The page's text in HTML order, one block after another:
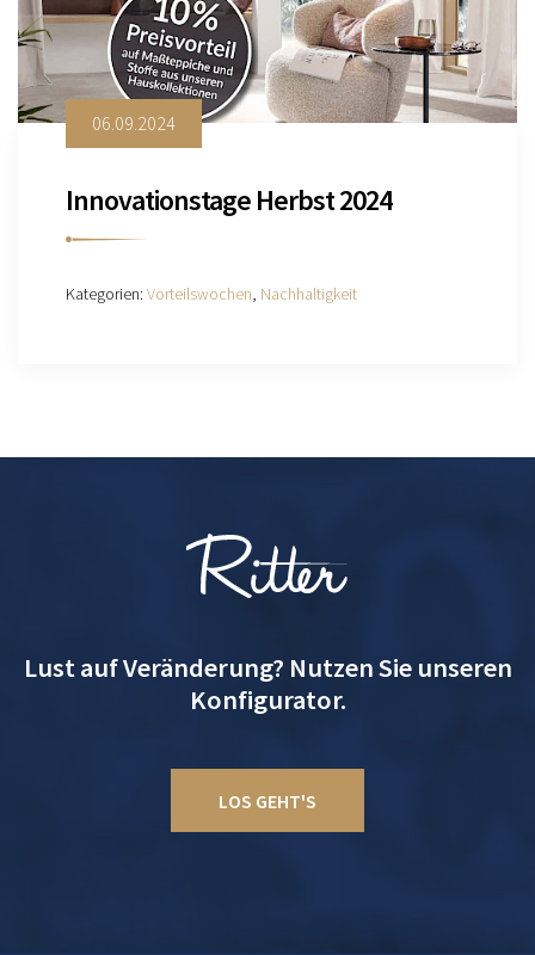
06.09.2024
Innovationstage Herbst 2024
Kategorien: Vorteilswochen, Nachhaltigkeit
Lust auf Veränderung? Nutzen Sie unseren
Konfigurator.
LOS GEHT'S